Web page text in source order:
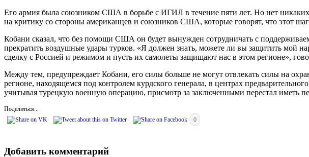
Его армия была союзником США в борьбе с ИГИЛ в течение пяти лет. Но нет никаких
на критику со стороны американцев и союзников США, которые говорят, что этот
Кобани сказал, что без помощи США он будет вынужден сотрудничать с
прекратить воздушные удары турков. «Я должен знать, можете ли вы защитить мой
сделку с Россией и режимом и пусть их самолеты защищают нас в этом регионе»,
Между тем, предупреждает Кобани, его силы больше не могут отвлекать силы на
регионе, находящемся под контролем курдского генерала, в центрах
учитывая турецкую военную операцию, присмотр за заключенными перестал иметь
Поделиться...
0
Добавить комментарий